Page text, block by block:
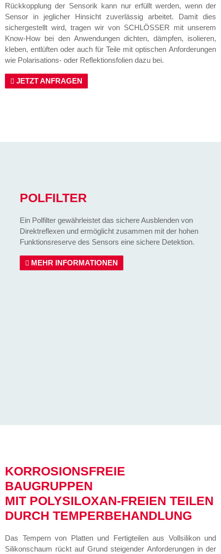
Rückkopplung der Sensorik kann nur erfüllt werden, wenn der
Sensor in jeglicher Hinsicht zuverlässig arbeitet. Damit dies
sichergestellt wird, tragen wir von SCHLÖSSER mit unserem
Know-How bei den Anwendungen dichten, dämpfen, isolieren,
kleben, entlüften oder auch für Teile mit optischen Anforderungen
wie Polarisations- oder Reflektionsfolien dazu bei.
JETZT ANFRAGEN
POLFILTER
Ein Polfilter gewährleistet das sichere Ausblenden von
Direktreflexen und ermöglicht zusammen mit der hohen
Funktionsreserve des Sensors eine sichere Detektion.
MEHR INFORMATIONEN
KORROSIONSFREIE
BAUGRUPPEN
MIT POLYSILOXAN-FREIEN TEILEN
DURCH TEMPERBEHANDLUNG
Das Tempern von Platten und Fertigteilen aus Vollsilikon und
Silikonschaum rückt auf Grund steigender Anforderungen in der